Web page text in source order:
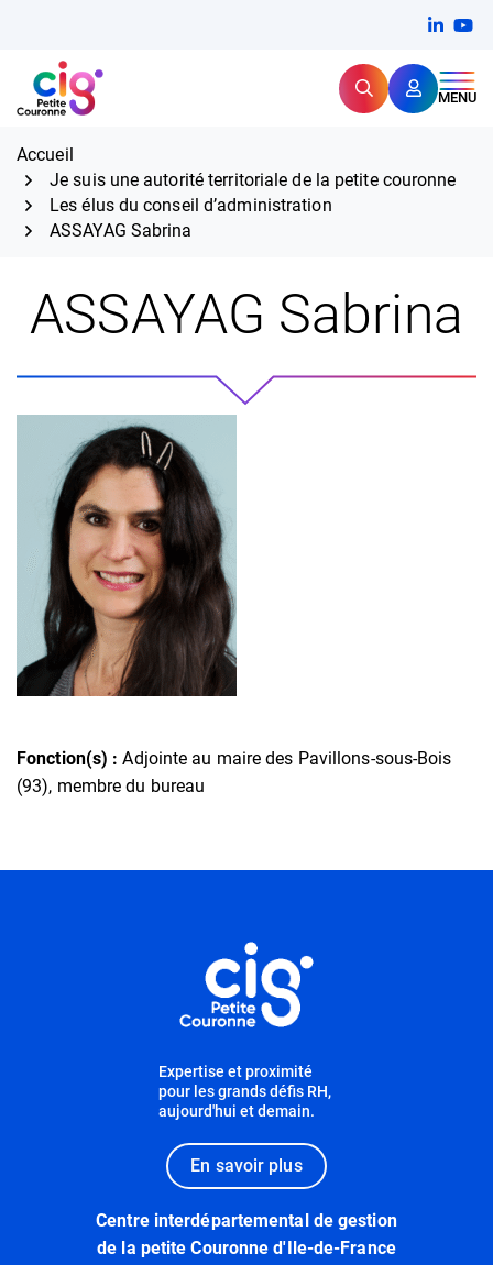
contenu
CIG Petite Couronne RechercherMENU
Expertise et proximité pour
Accueil
Je suis une autorité territoriale de la petite couronne
Les élus du conseil d’administration
ASSAYAG Sabrina
ASSAYAG Sabrina
Fonction(s) : Adjointe au maire des Pavillons-sous-Bois
(93), membre du bureau
Expertise et proximité
pour les grands défis RH,
aujourd'hui et demain.
En savoir plus
Centre interdépartemental de gestion
de la petite Couronne d'Ile-de-France